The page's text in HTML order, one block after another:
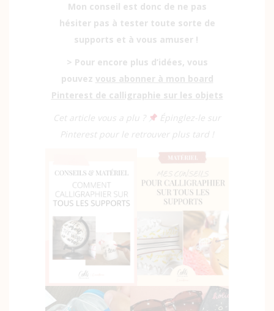
Mon conseil est donc de ne pas
hésiter pas à tester toute sorte de
supports et à vous amuser !
> Pour encore plus d’idées, vous
pouvez vous abonner à mon board
Pinterest de calligraphie sur les objets
Cet article vous a plu ?
Épinglez-le sur
Pinterest pour le retrouver plus tard !